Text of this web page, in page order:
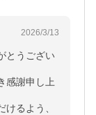
2026/3/13
とうござい
感謝申し上
るよう、